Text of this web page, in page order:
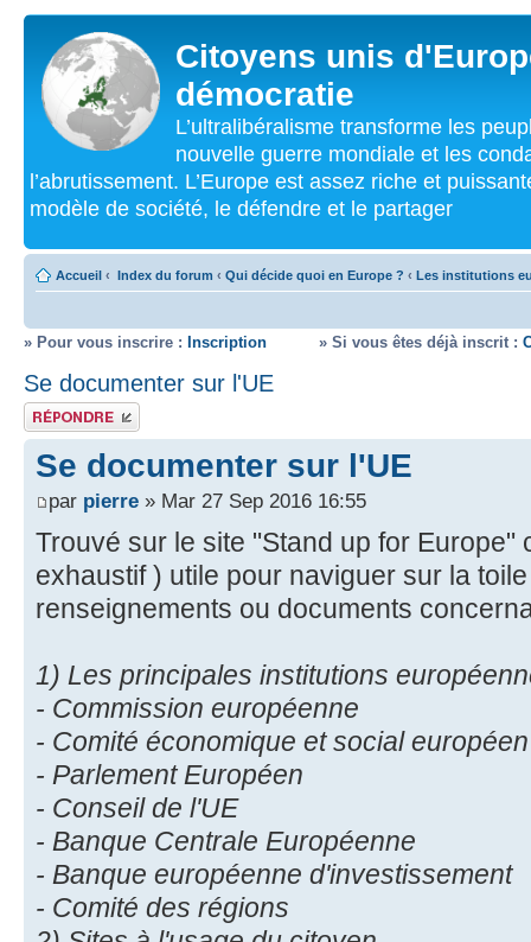
Citoyens unis
démocratie
L’ultralibéralisme transforme les
nouvelle guerre mondiale et les
l’abrutissement. L’Europe est assez riche et
modèle de société, le défendre et le partager
Accueil ‹ Index du forum ‹ Qui décide quoi en Europe ? ‹ Les institutions
» Pour vous inscrire : Inscription » Si vous êtes déjà inscrit :
Se documenter sur l'UE
Répondre
Se documenter sur l'UE
par pierre » Mar 27 Sep 2016 16:55
Trouvé sur le site "Stand up for Europe"
exhaustif ) utile pour naviguer sur la
renseignements ou documents
1) Les principales institutions
- Commission européenne
- Comité économique et social européen
- Parlement Européen
- Conseil de l'UE
- Banque Centrale Européenne
- Banque européenne d'investissement
- Comité des régions